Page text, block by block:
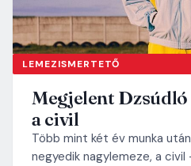
LEMEZISMERTETŐ
Megjelent Dzsúdló
a civil
Több mint két év munka
negyedik nagylemeze, a